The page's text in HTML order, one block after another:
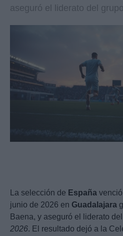
aseguró el liderato del
La selección de España
junio de 2026 en Guadalajara
Baena, y aseguró el liderato
2026. El resultado dejó a la